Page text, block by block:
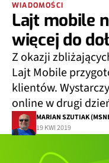
WIADOMOŚCI
Lajt mobile
więcej do
Z okazji
Lajt Mobile
klientów.
online w drugi
MARIAN SZUTIAK
19 KWI 2019